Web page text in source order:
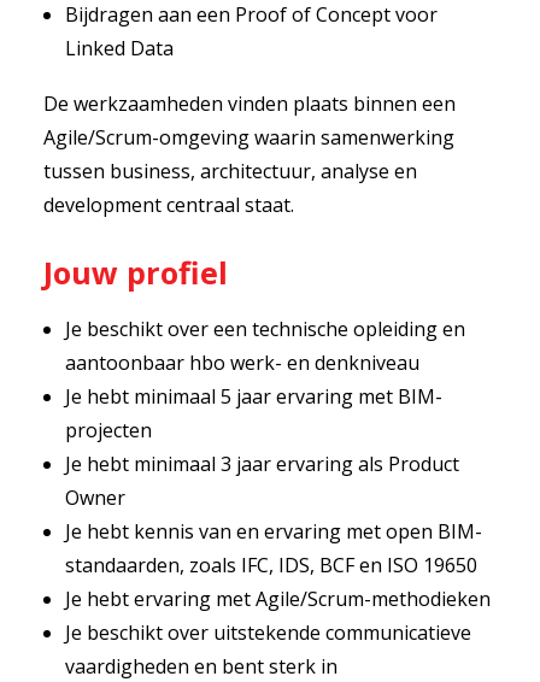
Bijdragen aan een Proof of Concept voor
Linked Data
De werkzaamheden vinden plaats binnen een
Agile/Scrum-omgeving waarin samenwerking
tussen business, architectuur, analyse en
development centraal staat.
Jouw profiel
Je beschikt over een technische opleiding en
aantoonbaar hbo werk- en denkniveau
Je hebt minimaal 5 jaar ervaring met BIM-
projecten
Je hebt minimaal 3 jaar ervaring als Product
Owner
Je hebt kennis van en ervaring met open BIM-
standaarden, zoals IFC, IDS, BCF en ISO 19650
Je hebt ervaring met Agile/Scrum-methodieken
Je beschikt over uitstekende communicatieve
vaardigheden en bent sterk in